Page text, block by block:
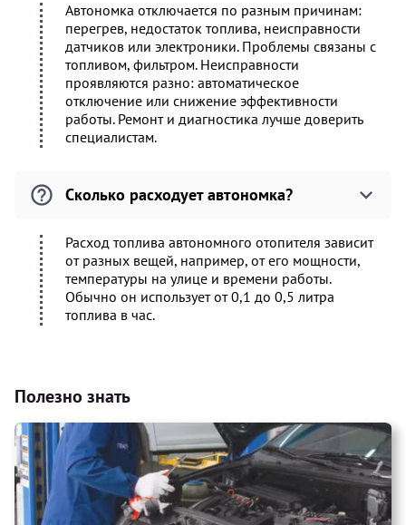
Автономка отключается по разным причинам:
перегрев, недостаток топлива, неисправности
датчиков или электроники. Проблемы связаны с
топливом, фильтром. Неисправности
проявляются разно: автоматическое
отключение или снижение эффективности
работы. Ремонт и диагностика лучше доверить
специалистам.
Сколько расходует автономка?
Расход топлива автономного отопителя зависит
от разных вещей, например, от его мощности,
температуры на улице и времени работы.
Обычно он использует от 0,1 до 0,5 литра
топлива в час.
Полезно знать